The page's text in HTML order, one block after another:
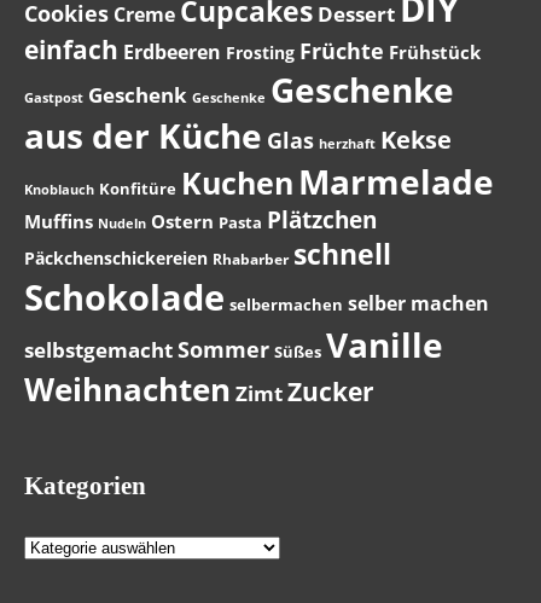
Cookies Creme Cupcakes Dessert
einfach Erdbeeren Frosting Früchte Frühstück
Gastpost Geschenk Geschenke Geschenke
aus der Küche Glas herzhaft Kekse
Knoblauch Konfitüre Kuchen Marmelade
Muffins Nudeln Ostern Pasta Plätzchen
Päckchenschickereien Rhabarber schnell
Schokolade selbermachen selber machen
selbstgemachtSommer Süßes Vanille
Weihnachten ZimtZucker
Kategorien
Kategorien